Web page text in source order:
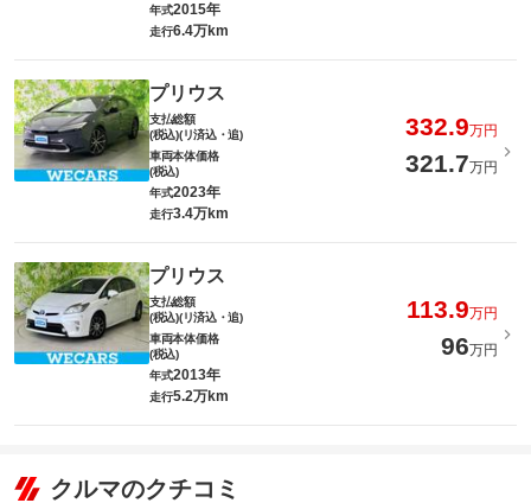
年式2015年
走行6.4万km
プリウス
支払総額
(税込)(リ済込・追)
332.9万円
車両本体価格
(税込)
321.7万円
年式2023年
走行3.4万km
プリウス
支払総額
(税込)(リ済込・追)
113.9万円
車両本体価格
(税込)
96万円
年式2013年
走行5.2万km
クルマのクチコミ